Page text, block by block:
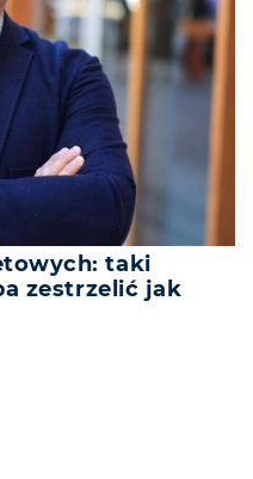
taki
zestrzelić jak